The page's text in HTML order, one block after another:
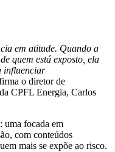
em atitude. Quando a
quem está exposto, ela
influenciar
o diretor de
CPFL Energia, Carlos
uma focada em
com conteúdos
mais se expõe ao risco.